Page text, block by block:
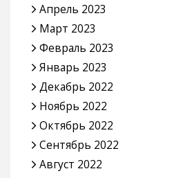
Апрель 2023
Март 2023
Февраль 2023
Январь 2023
Декабрь 2022
Ноябрь 2022
Октябрь 2022
Сентябрь 2022
Август 2022